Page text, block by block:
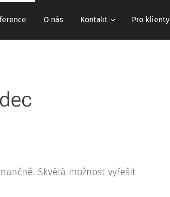
O nás Kontakt Pro klienty
Skvělá možnost vyřešit